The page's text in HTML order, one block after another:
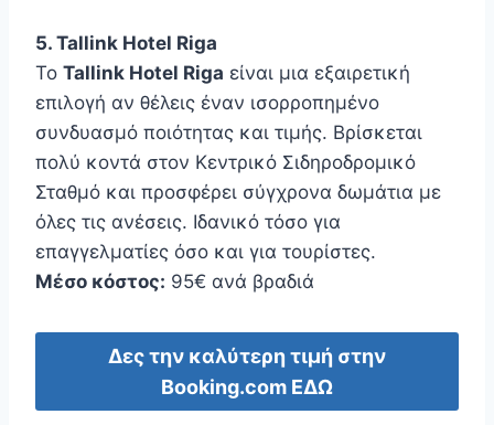
5. Tallink Hotel Riga
Το Tallink Hotel Riga είναι μια εξαιρετική
επιλογή αν θέλεις έναν ισορροπημένο
συνδυασμό ποιότητας και τιμής. Βρίσκεται
πολύ κοντά στον Κεντρικό Σιδηροδρομικό
Σταθμό και προσφέρει σύγχρονα δωμάτια με
όλες τις ανέσεις. Ιδανικό τόσο για
επαγγελματίες όσο και για τουρίστες.
Μέσο κόστος: 95€ ανά βραδιά
Δες την καλύτερη τιμή στην
Booking.com ΕΔΩ